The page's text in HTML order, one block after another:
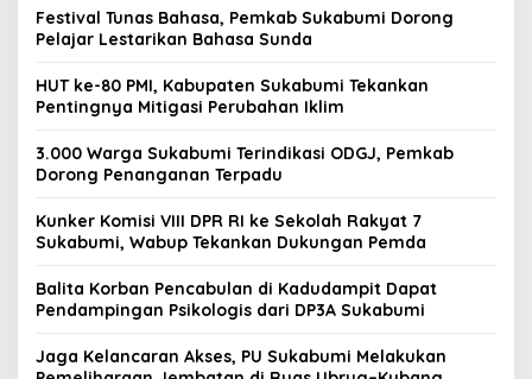
Festival Tunas Bahasa, Pemkab Sukabumi Dorong
Pelajar Lestarikan Bahasa Sunda
HUT ke-80 PMI, Kabupaten Sukabumi Tekankan
Pentingnya Mitigasi Perubahan Iklim
3.000 Warga Sukabumi Terindikasi ODGJ, Pemkab
Dorong Penanganan Terpadu
Kunker Komisi VIII DPR RI ke Sekolah Rakyat 7
Sukabumi, Wabup Tekankan Dukungan Pemda
Balita Korban Pencabulan di Kadudampit Dapat
Pendampingan Psikologis dari DP3A Sukabumi
Jaga Kelancaran Akses, PU Sukabumi Melakukan